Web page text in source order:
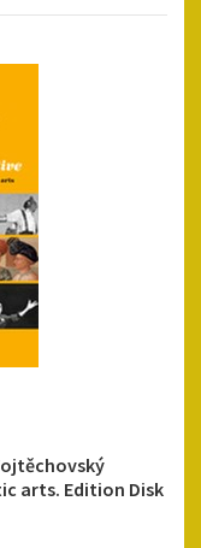
arts. Edition Disk